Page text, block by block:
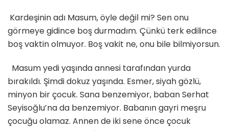
Kardeşinin adı Masum, öyle değil mi? Sen onu
görmeye gidince boş durmadım. Çünkü terk edilince
boş vaktin olmuyor. Boş vakit ne, onu bile bilmiyorsun.
Masum yedi yaşında annesi tarafından yurda
bırakıldı. Şimdi dokuz yaşında. Esmer, siyah gözlü,
minyon bir çocuk. Sana benzemiyor, baban Serhat
Seyisoğlu’na da benzemiyor. Babanın gayri meşru
çocuğu olamaz. Annen de iki sene önce çocuk